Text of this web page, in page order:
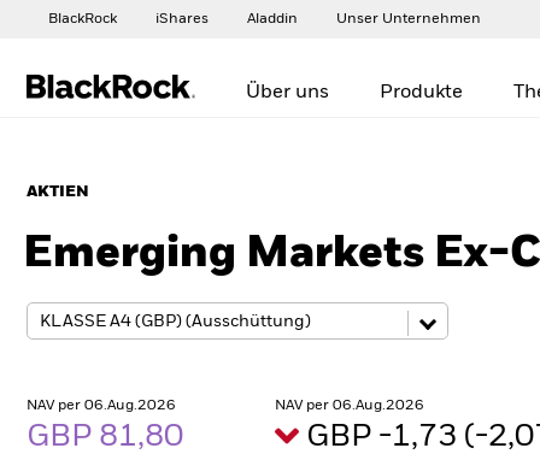
BlackRock iShares Aladdin Unser Unternehmen
Über uns Produkte
AKTIEN
Emerging Markets Ex-
NAV per 06.Aug.2026
GBP 81,80
NAV per 06.Aug.2026
GBP -1,73 (-